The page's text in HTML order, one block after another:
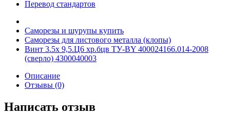
Перевод стандартов
Саморезы и шурупы купить
Саморезы для листового металла (клопы)
Винт 3.5х 9,5.Ц6 хр.бцв ТУ-BY 400024166.014-2008
(сверло) 4300040003
Описание
Отзывы (0)
Написать отзыв